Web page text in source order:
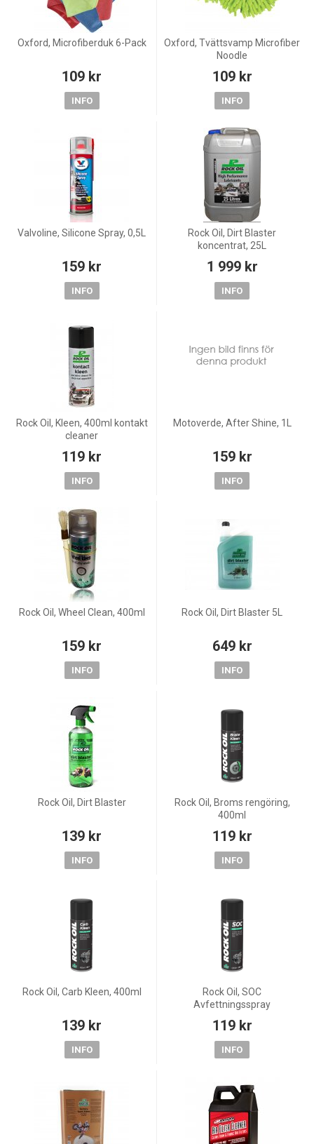
Oxford, Microfiberduk 6-Pack
109 kr
INFO
Oxford, Tvättsvamp Microfiber
Noodle
109 kr
INFO
Valvoline, Silicone Spray, 0,5L
159 kr
INFO
Rock Oil, Dirt Blaster
koncentrat, 25L
1 999 kr
INFO
Rock Oil, Kleen, 400ml kontakt
cleaner
119 kr
INFO
Motoverde, After Shine, 1L
159 kr
INFO
Rock Oil, Wheel Clean, 400ml
159 kr
INFO
Rock Oil, Dirt Blaster 5L
649 kr
INFO
Rock Oil, Dirt Blaster
139 kr
INFO
Rock Oil, Broms rengöring,
400ml
119 kr
INFO
Rock Oil, Carb Kleen, 400ml
139 kr
INFO
Rock Oil, SOC
Avfettningsspray
119 kr
INFO